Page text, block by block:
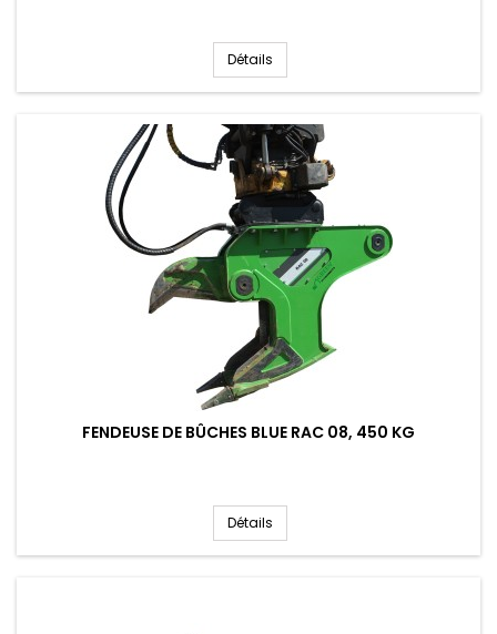
Détails
FENDEUSE DE BÛCHES BLUE RAC 08, 450 KG
Détails